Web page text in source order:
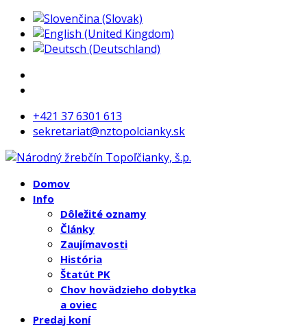
+421 37 6301 613
sekretariat@nztopolcianky.sk
Domov
Info
Dôležité oznamy
Články
Zaujímavosti
História
Štatút PK
Chov hovädzieho dobytka
a oviec
Predaj koní